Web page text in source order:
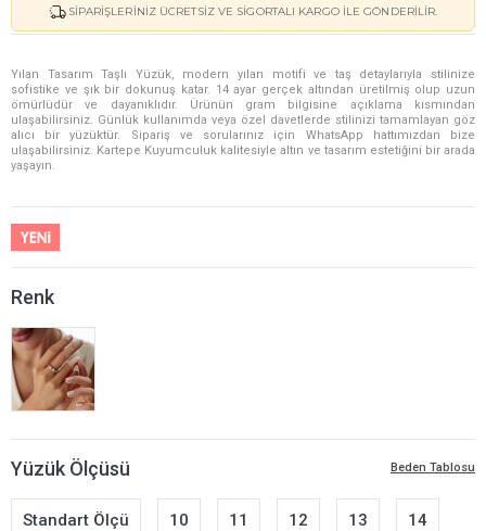
SIPARIŞLERINIZ ÜCRETSIZ VE SIGORTALI KARGO ILE GÖNDERILIR.
Yılan Tasarım Taşlı Yüzük, modern yılan motifi ve taş detaylarıyla stilinize
sofistike ve şık bir dokunuş katar. 14 ayar gerçek altından üretilmiş olup uzun
ömürlüdür ve dayanıklıdır. Ürünün gram bilgisine açıklama kısmından
ulaşabilirsiniz. Günlük kullanımda veya özel davetlerde stilinizi tamamlayan göz
alıcı bir yüzüktür. Sipariş ve sorularınız için WhatsApp hattımızdan bize
ulaşabilirsiniz. Kartepe Kuyumculuk kalitesiyle altın ve tasarım estetiğini bir arada
yaşayın.
Renk
Beden Tablosu
Yüzük Ölçüsü
Standart Ölçü 10 11 12 13 14